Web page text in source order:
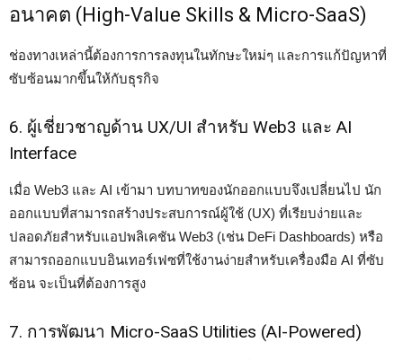
อนาคต (High-Value Skills & Micro-SaaS)
ช่องทางเหล่านี้ต้องการการลงทุนในทักษะใหม่ๆ และการแก้ปัญหาที่
ซับซ้อนมากขึ้นให้กับธุรกิจ
6. ผู้เชี่ยวชาญด้าน UX/UI สำหรับ Web3 และ AI
Interface
เมื่อ Web3 และ AI เข้ามา บทบาทของนักออกแบบจึงเปลี่ยนไป นัก
ออกแบบที่สามารถสร้างประสบการณ์ผู้ใช้ (UX) ที่เรียบง่ายและ
ปลอดภัยสำหรับแอปพลิเคชัน Web3 (เช่น DeFi Dashboards) หรือ
สามารถออกแบบอินเทอร์เฟซที่ใช้งานง่ายสำหรับเครื่องมือ AI ที่ซับ
ซ้อน จะเป็นที่ต้องการสูง
7. การพัฒนา Micro-SaaS Utilities (AI-Powered)